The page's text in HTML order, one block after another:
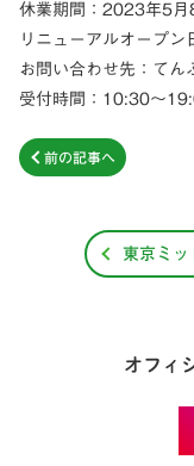
休業期間：2023年5月
リニューアルオープ
お問い合わせ先：て
受付時間：10:30～
前の記事へ
東京ミッ
オフィ